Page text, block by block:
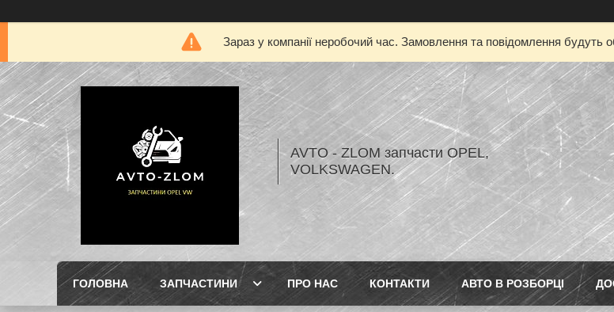
Зараз у компанії неробочий час. Замовлення та повідомлення будуть
AVTO - ZLOM запчасти OPEL,
VOLKSWAGEN.
ГОЛОВНА ЗАПЧАСТИНИ ПРО НАС КОНТАКТИ АВТО В РОЗБОРЦІ